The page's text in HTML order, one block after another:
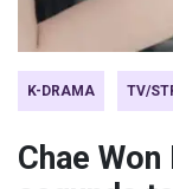
K-DRAMA TV/
Chae